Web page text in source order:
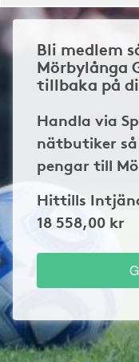
Bli medlem
Mörbylånga
tillbaka på
Handla via
nätbutiker
pengar till
Hittills
18 558,00 kr